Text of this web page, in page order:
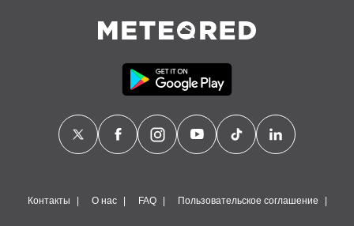
Контакты О нас FAQ Пользовательское соглашение